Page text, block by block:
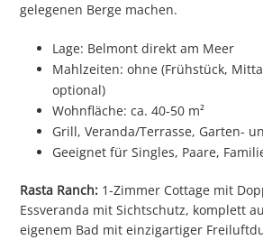
gelegenen Berge machen.
Lage: Belmont direkt am Meer
Mahlzeiten: ohne (Frühstück,
optional)
Wohnfläche: ca. 40-50 m²
Grill, Veranda/Terrasse, Garten-
Geeignet für Singles, Paare,
Rasta Ranch: 1-Zimmer Cottage mit
Essveranda mit Sichtschutz, komplett
eigenem Bad mit einzigartiger